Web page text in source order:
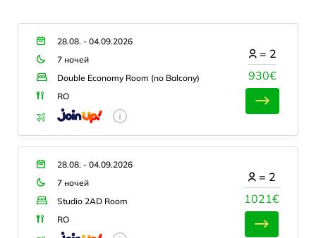
28.08. - 04.09.2026
7 ночей
Double Economy Room (no Balcony)
RO
930€
= 2
28.08. - 04.09.2026
7 ночей
Studio 2AD Room
RO
1021€
= 2